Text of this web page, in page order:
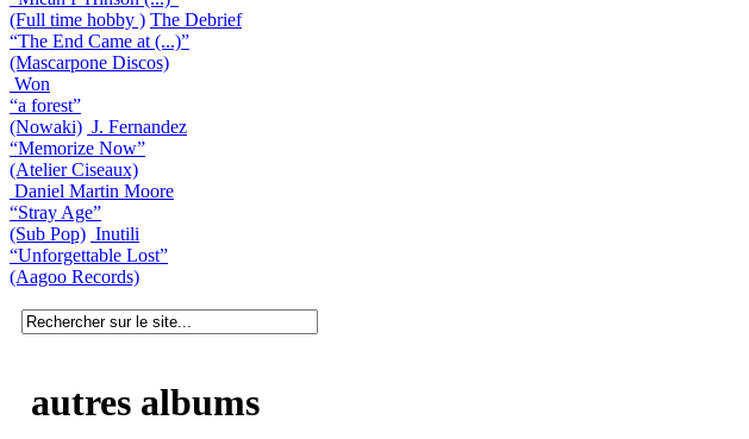
(Full time hobby ) The Debrief
“The End Came at (...)”
(Mascarpone Discos)
Won
“a forest”
(Nowaki) J. Fernandez
“Memorize Now”
(Atelier Ciseaux)
Daniel Martin Moore
“Stray Age”
(Sub Pop) Inutili
“Unforgettable Lost”
(Aagoo Records)
autres albums